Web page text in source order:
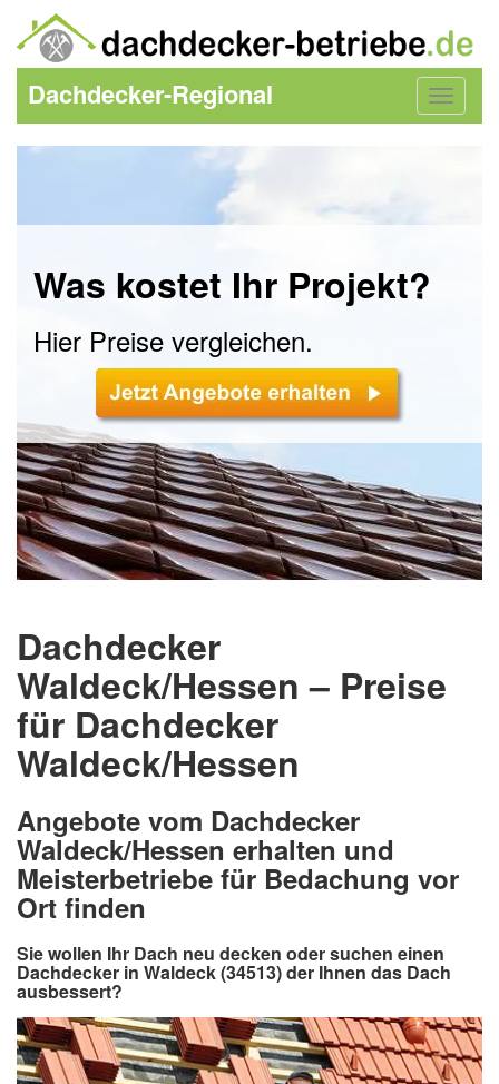
Toggle
Dachdecker-Regional
Was kostet Ihr Projekt?
Hier Preise vergleichen.
Dachdecker
Waldeck/Hessen – Preise
für Dachdecker
Waldeck/Hessen
Angebote vom Dachdecker
Waldeck/Hessen erhalten und
Meisterbetriebe für Bedachung vor
Ort finden
Sie wollen Ihr Dach neu decken oder suchen einen
Dachdecker in Waldeck (34513) der Ihnen das Dach
ausbessert?